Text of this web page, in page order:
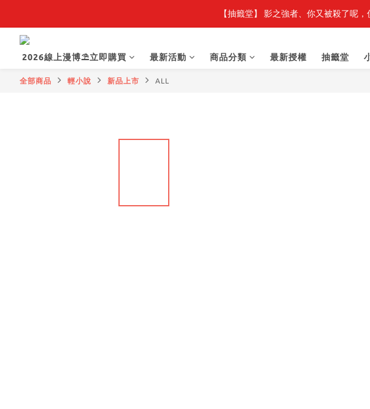
最新開
【抽籤堂】 影之強者、你又被殺了呢
2026線上漫博⛱️立即購買
最新活動 商品分類 最新授權 抽籤堂
全部商品 輕小說 新品上市 ALL